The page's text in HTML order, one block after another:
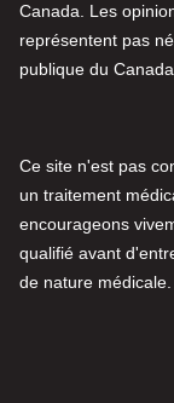
Canada. Les
représentent pas
publique du
Ce site n'est pas
un traitement
encourageons
qualifié avant
de nature médicale.